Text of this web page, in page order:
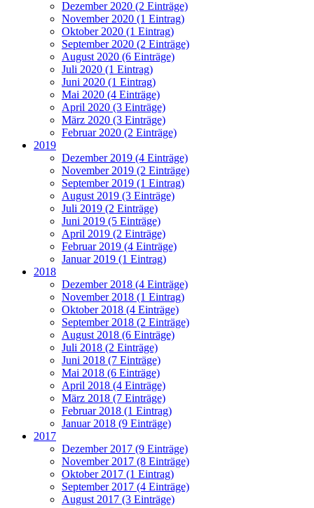
Dezember 2020 (2 Einträge)
November 2020 (1 Eintrag)
Oktober 2020 (1 Eintrag)
September 2020 (2 Einträge)
August 2020 (6 Einträge)
Juli 2020 (1 Eintrag)
Juni 2020 (1 Eintrag)
Mai 2020 (4 Einträge)
April 2020 (3 Einträge)
März 2020 (3 Einträge)
Februar 2020 (2 Einträge)
2019
Dezember 2019 (4 Einträge)
November 2019 (2 Einträge)
September 2019 (1 Eintrag)
August 2019 (3 Einträge)
Juli 2019 (2 Einträge)
Juni 2019 (5 Einträge)
April 2019 (2 Einträge)
Februar 2019 (4 Einträge)
Januar 2019 (1 Eintrag)
2018
Dezember 2018 (4 Einträge)
November 2018 (1 Eintrag)
Oktober 2018 (4 Einträge)
September 2018 (2 Einträge)
August 2018 (6 Einträge)
Juli 2018 (2 Einträge)
Juni 2018 (7 Einträge)
Mai 2018 (6 Einträge)
April 2018 (4 Einträge)
März 2018 (7 Einträge)
Februar 2018 (1 Eintrag)
Januar 2018 (9 Einträge)
2017
Dezember 2017 (9 Einträge)
November 2017 (8 Einträge)
Oktober 2017 (1 Eintrag)
September 2017 (4 Einträge)
August 2017 (3 Einträge)